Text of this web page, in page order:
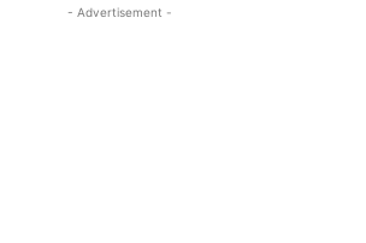
- Advertisement -